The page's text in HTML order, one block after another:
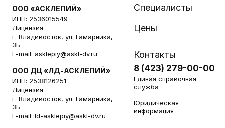
ООО «АСКЛЕПИЙ»
ИНН: 2536015549
Лицензия
г. Владивосток, ул. Гамарника,
3Б
E-mail: asklepiy@askl-dv.ru
ООО ДЦ «ЛД-АСКЛЕПИЙ»
ИНН: 2538126251
Лицензия
г. Владивосток, ул. Гамарника,
3Б
E-mail: ld-asklepiy@askl-dv.ru
Специалисты
Цены
Контакты
8 (423) 279-00-00
Единая справочная
служба
Юридическая
информация